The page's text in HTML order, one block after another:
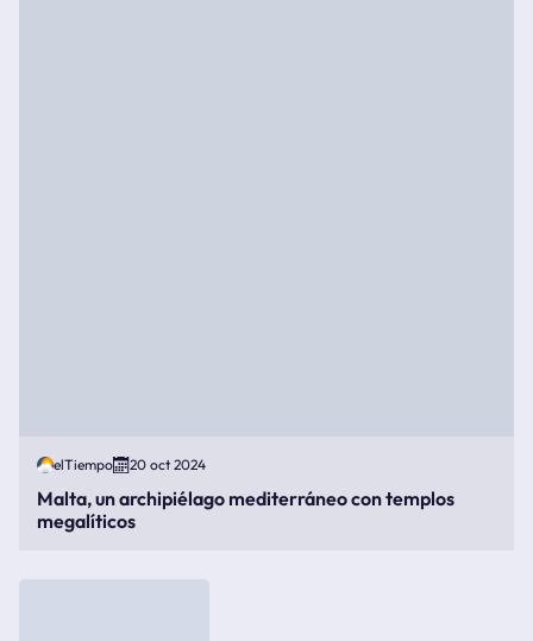
elTiempo 20 oct 2024
Malta, un archipiélago mediterráneo con templos
megalíticos